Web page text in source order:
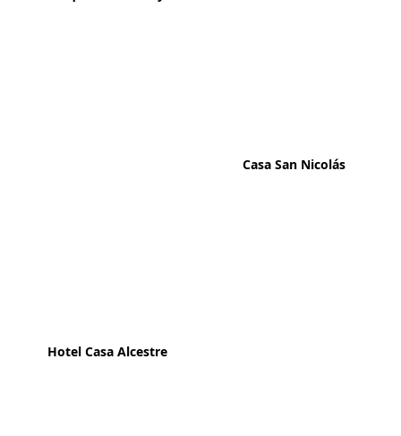
Casa San Nicolás
Hotel Casa Alcestre